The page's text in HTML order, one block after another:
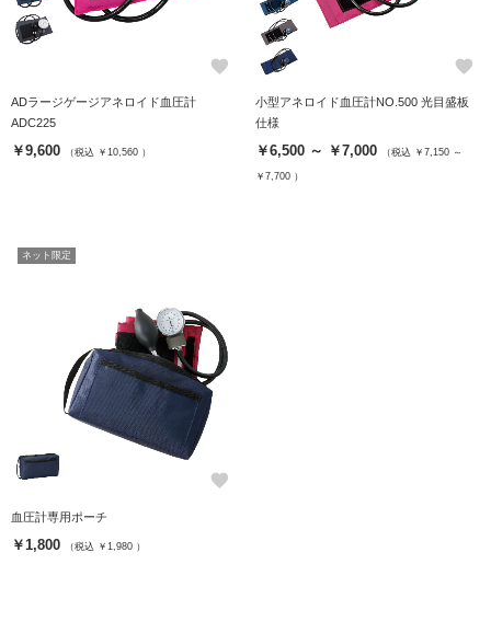
favorite
ADラージゲージアネロイド血圧計
ADC225
￥9,600 （税込 ￥10,560 ）
favorite
小型アネロイド血圧計NO.500 光目盛板
仕様
￥6,500 ～ ￥7,000 （税込 ￥7,150 ～
￥7,700 ）
ネット限定
favorite
血圧計専用ポーチ
￥1,800 （税込 ￥1,980 ）